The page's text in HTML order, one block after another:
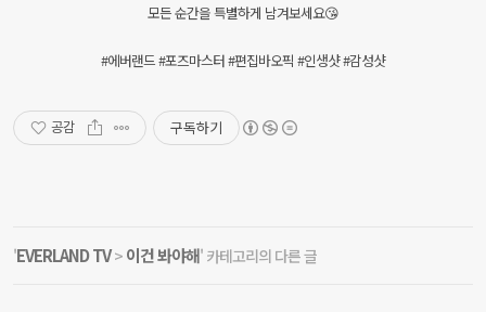
모든 순간을 특별하게 남겨보세요😘
#에버랜드 #포즈마스터 #편집바오픽 #인생샷 #감성샷
공감 구독하기
'EVERLAND TV> 이건 봐야해' 카테고리의 다른 글